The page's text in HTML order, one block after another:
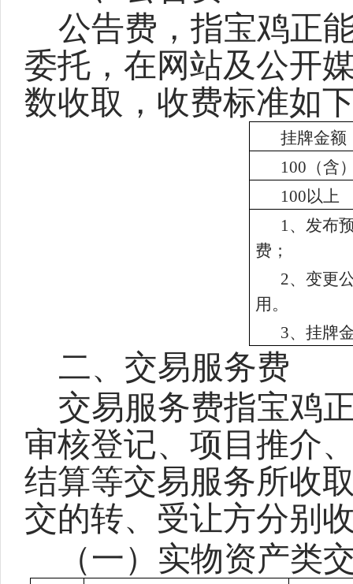
公告费，指宝鸡正
委托，在网站及公开
数收取，收费标准如
挂牌金额
100（含
100以上
1、发布
费；
2、变更
用。
3、挂牌
二、交易服务费
交易服务费指宝鸡
审核登记、项目推介
结算等交易服务所收
交的转、受让方分别
（一）实物资产类